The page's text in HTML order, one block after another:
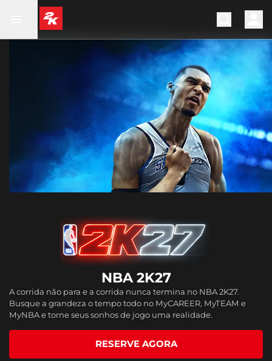
NBA 2K27
A corrida não para e a corrida nunca termina no NBA 2K27.
Busque a grandeza o tempo todo no MyCAREER, MyTEAM e
MyNBA e torne seus sonhos de jogo uma realidade.
RESERVE AGORA
WWE 2K26
The show never stops in WWE 2K26! Featuring 400+ Superstars
and Legends, all-new match types, CM Punk’s Showcase, and
more.
COMPRAR AGORA
Borderlands 4
Borderlands 4 é um looter shooter caótico, com bilhões de
armas, inimigos mortais e ação cooperativa de tirar o fôlego.
Como um dos quatro novos caça-arcas bambambãs, sua missão